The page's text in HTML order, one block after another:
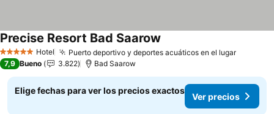
5 Estrellas Hotel Puerto deportivo y deportes acuáticos en el lugarVer
Precise Resort Bad Saarow
7,9 Bueno 3.822 Bad Saarow
Elige fechas para ver los precios exactos
Ver precios